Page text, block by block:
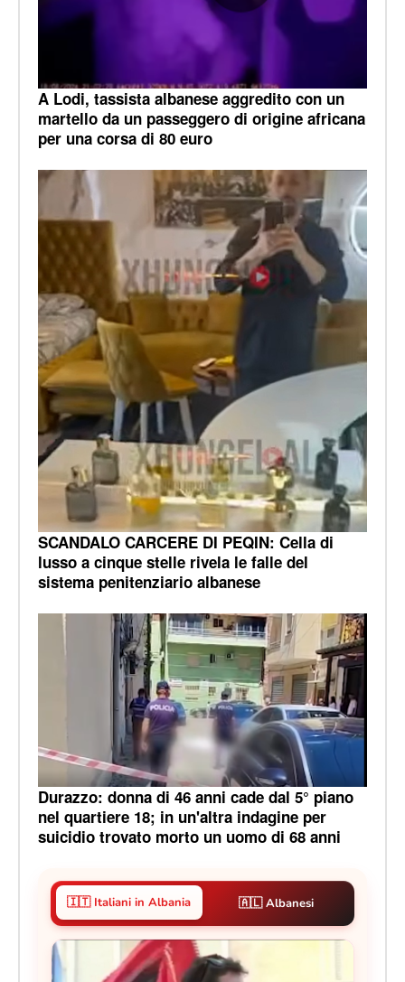
A Lodi, tassista albanese aggredito con un
martello da un passeggero di origine africana
per una corsa di 80 euro
SCANDALO CARCERE DI PEQIN: Cella di
lusso a cinque stelle rivela le falle del
sistema penitenziario albanese
Durazzo: donna di 46 anni cade dal 5° piano
nel quartiere 18; in un'altra indagine per
suicidio trovato morto un uomo di 68 anni
🇮🇹 Italiani in Albania 🇦🇱 Albanesi